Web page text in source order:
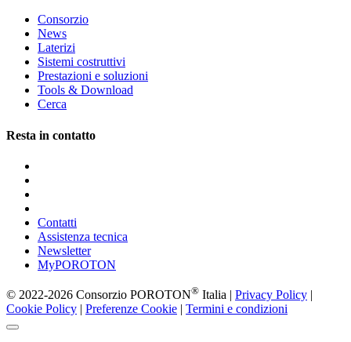
Consorzio
News
Laterizi
Sistemi costruttivi
Prestazioni e soluzioni
Tools & Download
Cerca
Resta in contatto
Contatti
Assistenza tecnica
Newsletter
MyPOROTON
© 2022-2026 Consorzio POROTON® Italia | Privacy Policy |
Cookie Policy | Preferenze Cookie | Termini e condizioni